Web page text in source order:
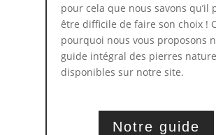
pour cela que nous savons qu’il
être difficile de faire son choix !
pourquoi nous vous proposons
guide intégral des pierres
disponibles sur notre site.
Notre guide